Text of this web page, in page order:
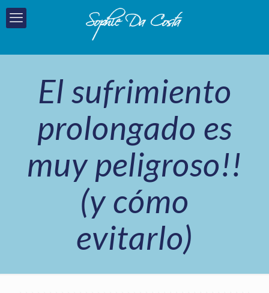
El sufrimiento
prolongado es
muy peligroso!!
(y cómo
evitarlo)